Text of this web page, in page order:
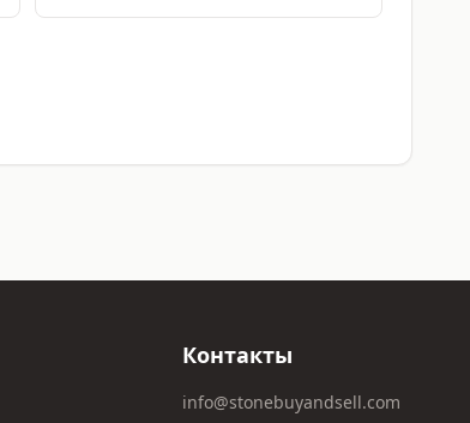
Контакты
info@stonebuyandsell.com